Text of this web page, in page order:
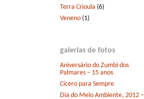
Terra Crioula (6)
Veneno (1)
galerias de fotos
Aniversário do Zumbi dos
Palmares – 15 anos
Cícero para Sempre
Dia do Meio Ambiente, 2012 –